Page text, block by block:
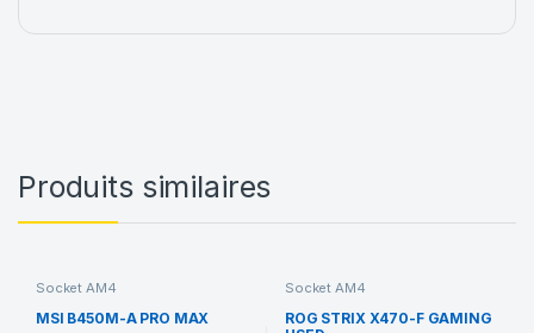
Produits similaires
Socket AM4
MSI B450M-A PRO MAX
Socket AM4
ROG STRIX X470-F GAMING